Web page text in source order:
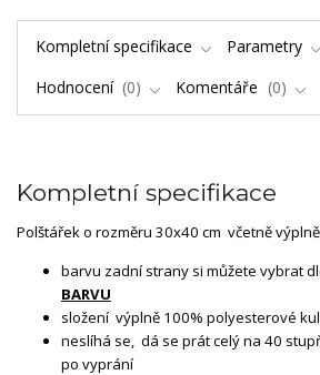
Kompletní specifikace
Parametry
Hodnocení
0 Komentáře 0
Kompletní specifikace
Polštářek o rozměru 30x40 cm včetně výplně
barvu zadní strany si můžete vybrat
BARVU
složení výplně 100% polyesterové
neslíhá se, dá se prát celý na 40
po vyprání